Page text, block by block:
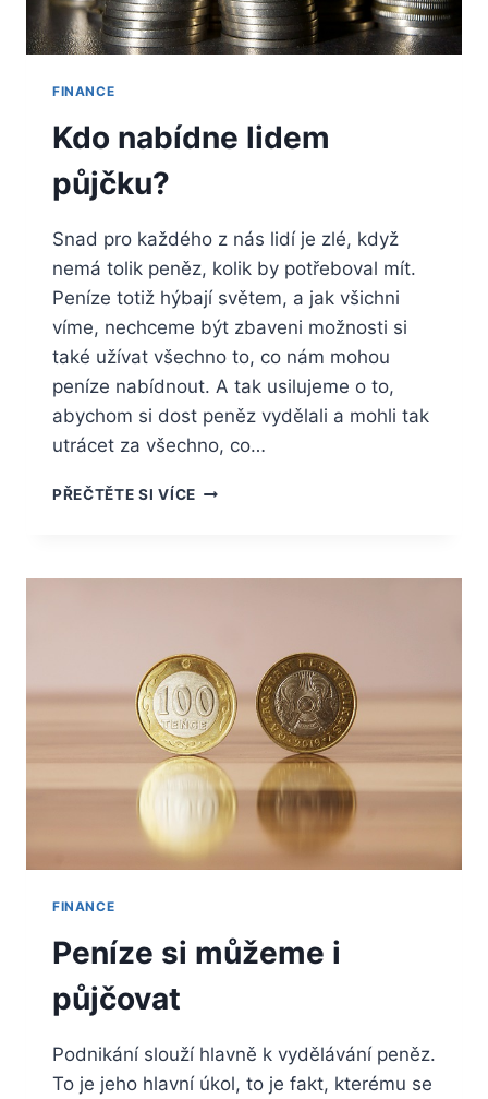
FINANCE
Kdo nabídne lidem
půjčku?
Snad pro každého z nás lidí je zlé, když
nemá tolik peněz, kolik by potřeboval mít.
Peníze totiž hýbají světem, a jak všichni
víme, nechceme být zbaveni možnosti si
také užívat všechno to, co nám mohou
peníze nabídnout. A tak usilujeme o to,
abychom si dost peněz vydělali a mohli tak
utrácet za všechno, co…
PŘEČTĚTE SI VÍCEKDO
FINANCE
Peníze si můžeme i
půjčovat
Podnikání slouží hlavně k vydělávání peněz.
To je jeho hlavní úkol, to je fakt, kterému se